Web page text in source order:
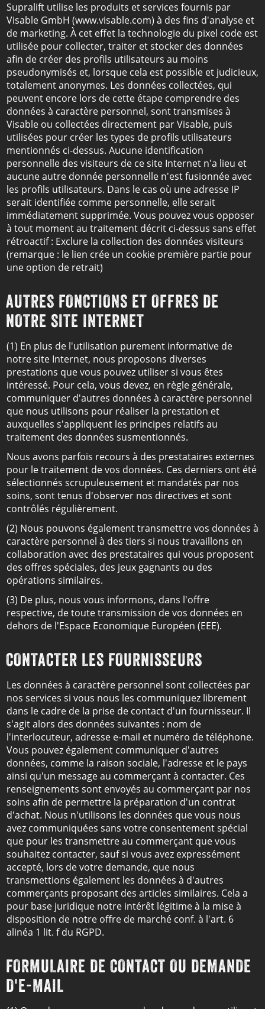
Supralift utilise les produits et services fournis par
Visable GmbH (www.visable.com) à des fins d'analyse et
de marketing. À cet effet la technologie du pixel code est
utilisée pour collecter, traiter et stocker des données
afin de créer des profils utilisateurs au moins
pseudonymisés et, lorsque cela est possible et judicieux,
totalement anonymes. Les données collectées, qui
peuvent encore lors de cette étape comprendre des
données à caractère personnel, sont transmises à
Visable ou collectées directement par Visable, puis
utilisées pour créer les types de profils utilisateurs
mentionnés ci-dessus. Aucune identification
personnelle des visiteurs de ce site Internet n'a lieu et
aucune autre donnée personnelle n'est fusionnée avec
les profils utilisateurs. Dans le cas où une adresse IP
serait identifiée comme personnelle, elle serait
immédiatement supprimée. Vous pouvez vous opposer
à tout moment au traitement décrit ci-dessus sans effet
rétroactif : Exclure la collection des données visiteurs
(remarque : le lien crée un cookie première partie pour
une option de retrait)
AUTRES FONCTIONS ET OFFRES DE
NOTRE SITE INTERNET
(1) En plus de l'utilisation purement informative de
notre site Internet, nous proposons diverses
prestations que vous pouvez utiliser si vous êtes
intéressé. Pour cela, vous devez, en règle générale,
communiquer d'autres données à caractère personnel
que nous utilisons pour réaliser la prestation et
auxquelles s'appliquent les principes relatifs au
traitement des données susmentionnés.
Nous avons parfois recours à des prestataires externes
pour le traitement de vos données. Ces derniers ont été
sélectionnés scrupuleusement et mandatés par nos
soins, sont tenus d'observer nos directives et sont
contrôlés régulièrement.
(2) Nous pouvons également transmettre vos données à
caractère personnel à des tiers si nous travaillons en
collaboration avec des prestataires qui vous proposent
des offres spéciales, des jeux gagnants ou des
opérations similaires.
(3) De plus, nous vous informons, dans l'offre
respective, de toute transmission de vos données en
dehors de l'Espace Economique Européen (EEE).
CONTACTER LES FOURNISSEURS
Les données à caractère personnel sont collectées par
nos services si vous nous les communiquez librement
dans le cadre de la prise de contact d'un fournisseur. Il
s'agit alors des données suivantes : nom de
l'interlocuteur, adresse e-mail et numéro de téléphone.
Vous pouvez également communiquer d'autres
données, comme la raison sociale, l'adresse et le pays
ainsi qu'un message au commerçant à contacter. Ces
renseignements sont envoyés au commerçant par nos
soins afin de permettre la préparation d'un contrat
d'achat. Nous n'utilisons les données que vous nous
avez communiquées sans votre consentement spécial
que pour les transmettre au commerçant que vous
souhaitez contacter, sauf si vous avez expressément
accepté, lors de votre demande, que nous
transmettions également les données à d'autres
commerçants proposant des articles similaires. Cela a
pour base juridique notre intérêt légitime à la mise à
disposition de notre offre de marché conf. à l'art. 6
alinéa 1 lit. f du RGPD.
FORMULAIRE DE CONTACT OU DEMANDE
D'E-MAIL